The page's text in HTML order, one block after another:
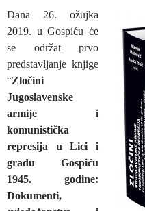
Dana 26. ožujka
2019. u Gospiću će
se održat prvo
predstavljanje knjige
“Zločini
Jugoslavenske
armije i
komunistička
represija u Lici i
gradu Gospiću
1945. godine:
Dokumenti,